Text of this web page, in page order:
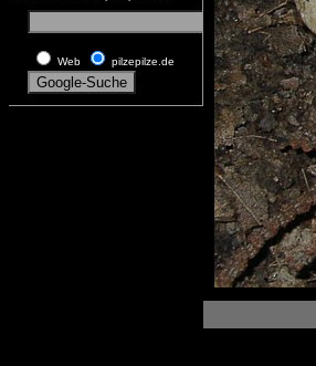
Web pilzepilze.de